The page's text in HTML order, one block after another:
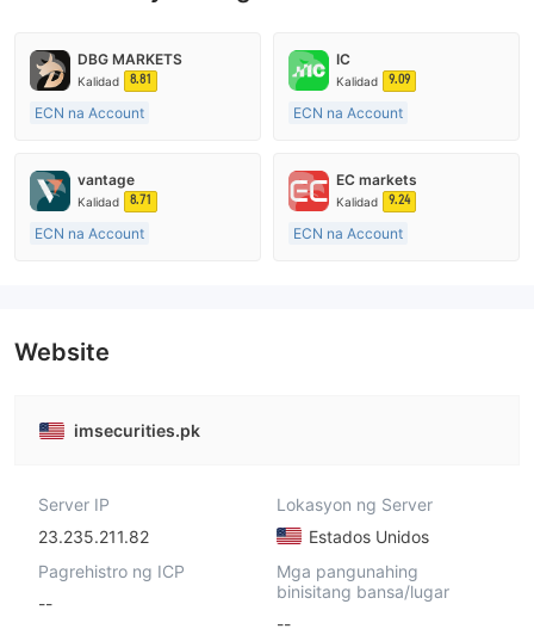
DBG MARKETS
Kalidad 8.81
ECN na Account
Kinokontrol sa Australia
Paggawa ng Market (MM)
IC
Kalidad 9.09
ECN na Account
Kinokontrol sa Australia
Paggawa ng Market (MM)
vantage
Kalidad 8.71
ECN na Account
Pangunahing label na MT4
EC markets
Kalidad 9.24
ECN na Account
Website
imsecurities.pk
Server IP
23.235.211.82
Lokasyon ng Server
Estados Unidos
Pagrehistro ng ICP
--
Mga pangunahing
binisitang bansa/lugar
--